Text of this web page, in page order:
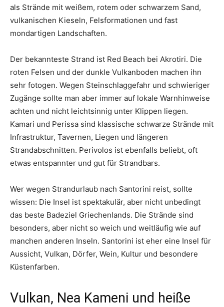
als Strände mit weißem, rotem oder schwarzem Sand,
vulkanischen Kieseln, Felsformationen und fast
mondartigen Landschaften.
Der bekannteste Strand ist Red Beach bei Akrotiri. Die
roten Felsen und der dunkle Vulkanboden machen ihn
sehr fotogen. Wegen Steinschlaggefahr und schwieriger
Zugänge sollte man aber immer auf lokale Warnhinweise
achten und nicht leichtsinnig unter Klippen liegen.
Kamari und Perissa sind klassische schwarze Strände mit
Infrastruktur, Tavernen, Liegen und längeren
Strandabschnitten. Perivolos ist ebenfalls beliebt, oft
etwas entspannter und gut für Strandbars.
Wer wegen Strandurlaub nach Santorini reist, sollte
wissen: Die Insel ist spektakulär, aber nicht unbedingt
das beste Badeziel Griechenlands. Die Strände sind
besonders, aber nicht so weich und weitläufig wie auf
manchen anderen Inseln. Santorini ist eher eine Insel für
Aussicht, Vulkan, Dörfer, Wein, Kultur und besondere
Küstenfarben.
Vulkan, Nea Kameni und heiße